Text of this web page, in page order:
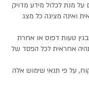
מנת לכלול מידע מדויק
ואינה מציגה כל מצג
טעות דפוס או אחרת
אחראית לכל הפסד של
על פי תנאי שימוש אלה